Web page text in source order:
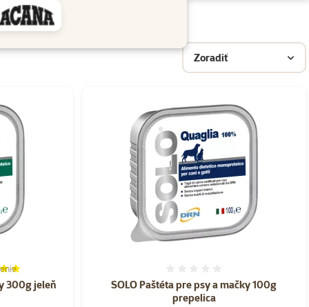
Zoradiť
300g jeleň
100%, počet hodnotení: 1
SOLO Paštéta pre psy a mačky 100g
prepelica